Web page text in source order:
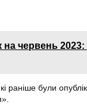
червень 2023:
раніше були